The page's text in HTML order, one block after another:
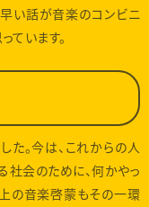
い話が音楽のコンビニ
ています。
。今は、これからの人
社会のために、何かやっ
上の音楽啓蒙もその一環